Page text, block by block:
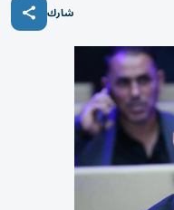
شارك